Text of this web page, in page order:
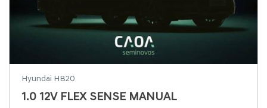
Hyundai HB20
1.0 12V FLEX SENSE MANUAL